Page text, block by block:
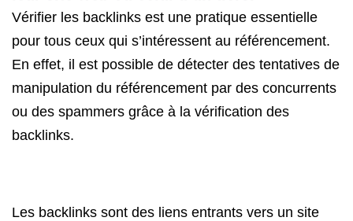
Vérifier les backlinks est une pratique essentielle
pour tous ceux qui s’intéressent au référencement.
En effet, il est possible de détecter des tentatives de
manipulation du référencement par des concurrents
ou des spammers grâce à la vérification des
backlinks.
Les backlinks sont des liens entrants vers un site